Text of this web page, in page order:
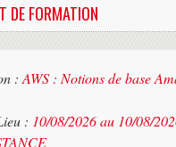
DE FORMATION
: AWS : Notions de base
: 10/08/2026 au 10/08/